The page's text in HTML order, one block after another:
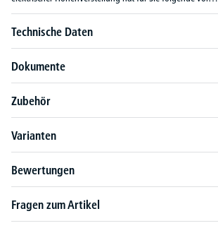
Technische Daten
Dokumente
Zubehör
Varianten
Bewertungen
Fragen zum Artikel